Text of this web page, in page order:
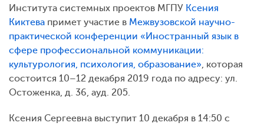
Института системных проектов МГПУ Ксения
Киктева примет участие в Межвузовской научно-
практической конференции «Иностранный язык в
сфере профессиональной коммуникации:
культурология, психология, образование», которая
состоится 10–12 декабря 2019 года по адресу: ул.
Остоженка, д. 36, ауд. 205.
Ксения Сергеевна выступит 10 декабря в 14:50 с